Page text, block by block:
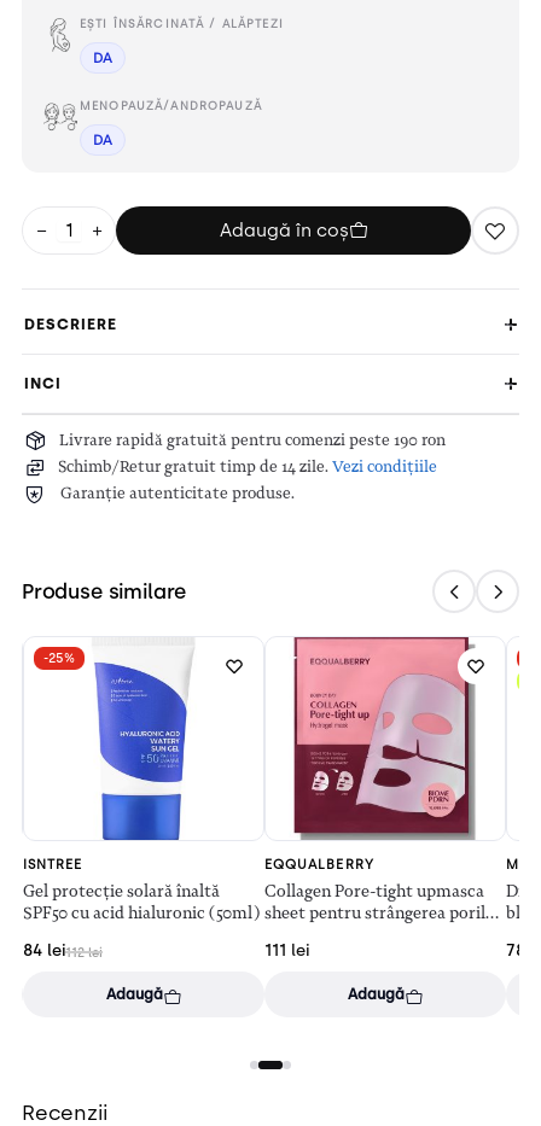
EȘTI ÎNSĂRCINATĂ / ALĂPTEZI
DA
MENOPAUZĂ/ANDROPAUZĂ
DA
− + Adaugă în coș
DESCRIERE
INCI
Livrare rapidă gratuită pentru comenzi peste 190 ron
Schimb/Retur gratuit timp de 14 zile. Vezi condițiile
Garanție autenticitate produse.
Produse similare
-25%
ISNTREE
Gel protecție solară înaltă
SPF50 cu acid hialuronic (50ml)
112lei
84 lei
Adaugă
EQQUALBERRY
Collagen Pore-tight upmasca
sheet pentru strângerea porilor
111 lei
Adaugă
Recenzii